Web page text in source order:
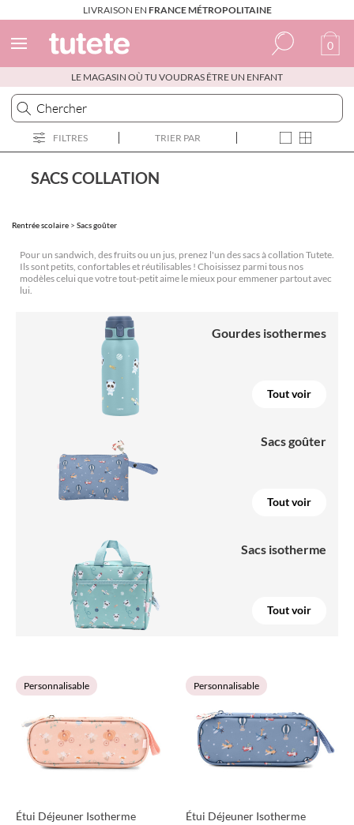
LIVRAISON EN FRANCE MÉTROPOLITAINE
Espagnol
Italien
Anglais
Portugais
0
LE MAGASIN OÙ TU VOUDRAS ÊTRE UN ENFANT
FILTRES TRIER PAR
SACS COLLATION
Rentrée scolaire > Sacs goûter
Pour un sandwich, des fruits ou un jus, prenez l'un des sacs à collation Tutete.
Ils sont petits, confortables et réutilisables ! Choisissez parmi tous nos
modèles celui que votre tout-petit aime le mieux pour emmener partout avec
lui.
Gourdes isothermes
Tout voir
Sacs goûter
Tout voir
Sacs isotherme
Tout voir
Personnalisable
Étui Déjeuner Isotherme
Personnalisable
Étui Déjeuner Isotherme